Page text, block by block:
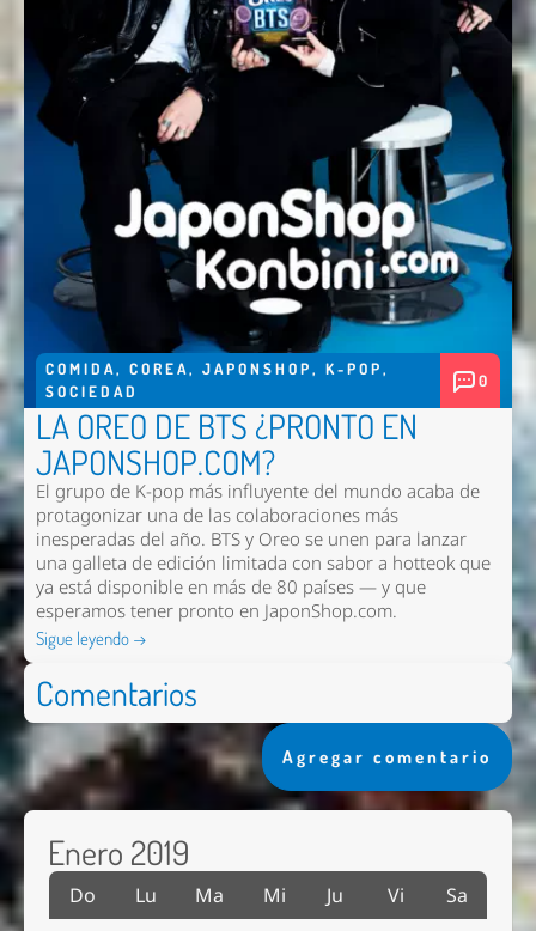
COMIDA, COREA, JAPONSHOP, K-POP,
SOCIEDAD
0
LA OREO DE BTS ¿PRONTO EN
JAPONSHOP.COM?
El grupo de K-pop más influyente del mundo acaba de
protagonizar una de las colaboraciones más
inesperadas del año. BTS y Oreo se unen para lanzar
una galleta de edición limitada con sabor a hotteok que
ya está disponible en más de 80 países — y que
esperamos tener pronto en JaponShop.com.
Sigue leyendo →
Comentarios
Agregar comentario
Enero 2019
Do Lu Ma Mi Ju Vi
Sa